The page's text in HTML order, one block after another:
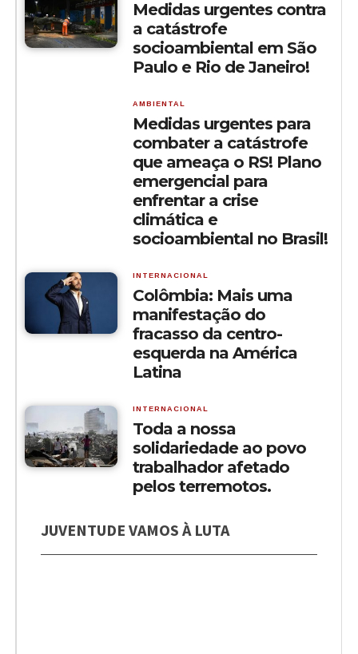
Medidas urgentes contra
a catástrofe
socioambiental em São
Paulo e Rio de Janeiro!
AMBIENTAL
Medidas urgentes para
combater a catástrofe
que ameaça o RS! Plano
emergencial para
enfrentar a crise
climática e
socioambiental no Brasil!
INTERNACIONAL
Colômbia: Mais uma
manifestação do
fracasso da centro-
esquerda na América
Latina
INTERNACIONAL
Toda a nossa
solidariedade ao povo
trabalhador afetado
pelos terremotos.
JUVENTUDE VAMOS À LUTA